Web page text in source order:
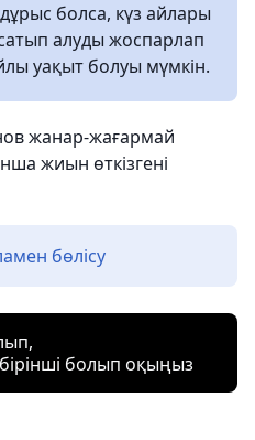
болса, күз айлары
алуды жоспарлап
уақыт болуы мүмкін.
жанар-жағармай
жиын өткізгені
бөлісу
болып оқыңыз